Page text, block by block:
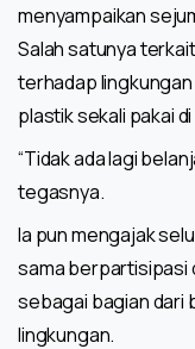
menyampaikan
Salah satunya
terhadap
plastik sekali pakai
“Tidak ada lagi
tegasnya.
Ia pun mengajak
sama berpartisipasi
sebagai bagian dari
lingkungan.